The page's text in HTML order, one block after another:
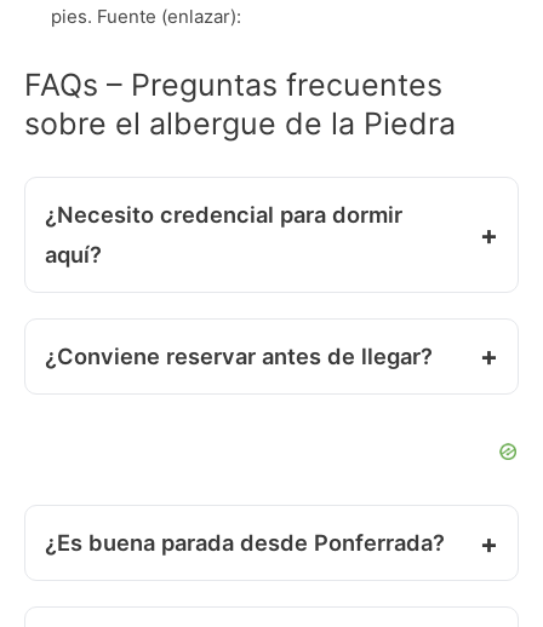
pies. Fuente (enlazar):
FAQs – Preguntas frecuentes
sobre el albergue de la Piedra
¿Necesito credencial para dormir
aquí?
¿Conviene reservar antes de llegar?
¿Es buena parada desde Ponferrada?